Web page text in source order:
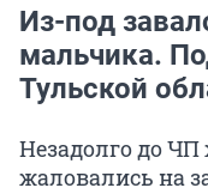
Из-под
мальчика.
Тульской
Незадолго до
жаловались на